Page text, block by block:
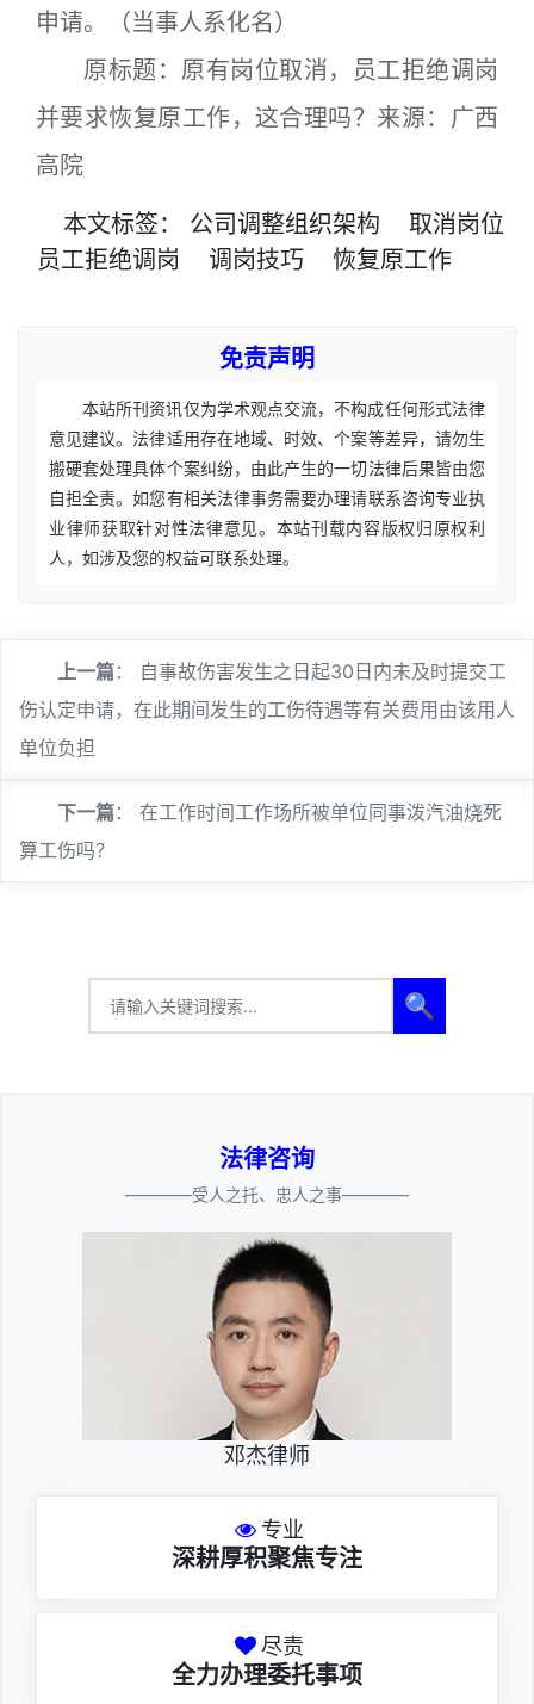
申请。（当事人系化名）
原标题：原有岗位取消，员工拒绝调岗
并要求恢复原工作，这合理吗？来源：广西
高院
本文标签： 公司调整组织架构
取消岗位
员工拒绝调岗
调岗技巧 恢复原工作
免责声明
本站所刊资讯仅为学术观点交流，不构成任何形式法律
意见建议。法律适用存在地域、时效、个案等差异，请勿生
搬硬套处理具体个案纠纷，由此产生的一切法律后果皆由您
自担全责。如您有相关法律事务需要办理请联系咨询专业执
业律师获取针对性法律意见。本站刊载内容版权归原权利
人，如涉及您的权益可联系处理。
上一篇： 自事故伤害发生之日起30日内未及时提交工
伤认定申请，在此期间发生的工伤待遇等有关费用由该用人
单位负担
下一篇： 在工作时间工作场所被单位同事泼汽油烧死
算工伤吗？
🔍
法律咨询
————受人之托、忠人之事————
邓杰律师
专业
深耕厚积聚焦专注
尽责
全力办理委托事项